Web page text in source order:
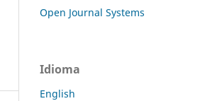
Open Journal Systems
Idioma
English